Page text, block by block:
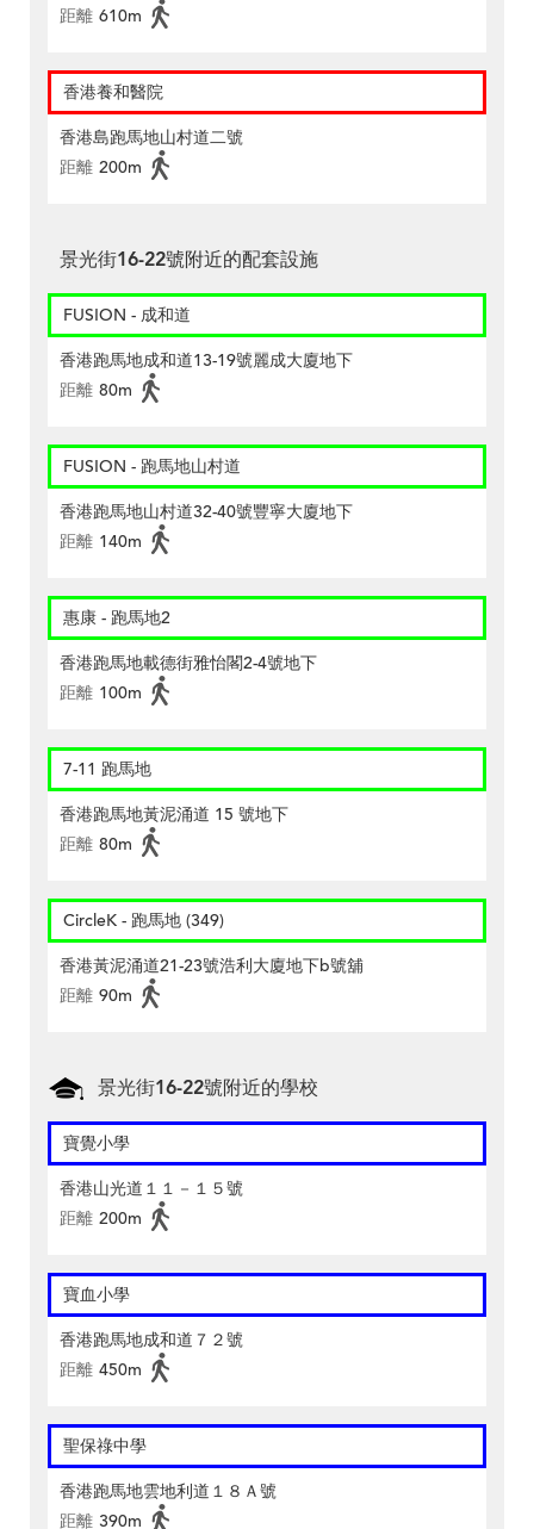
距離 610m
香港養和醫院
香港島跑馬地山村道二號
距離 200m
景光街16-22號附近的配套設施
FUSION - 成和道
香港跑馬地成和道13-19號麗成大廈地下
距離 80m
FUSION - 跑馬地山村道
香港跑馬地山村道32-40號豐寧大廈地下
距離 140m
惠康 - 跑馬地2
香港跑馬地載德街雅怡閣2-4號地下
距離 100m
7-11 跑馬地
香港跑馬地黃泥涌道 15 號地下
距離 80m
CircleK - 跑馬地 (349)
香港黃泥涌道21-23號浩利大廈地下b號舖
距離 90m
景光街16-22號附近的學校
寶覺小學
香港山光道１１－１５號
距離 200m
寶血小學
香港跑馬地成和道７２號
距離 450m
聖保祿中學
香港跑馬地雲地利道１８Ａ號
距離 390m